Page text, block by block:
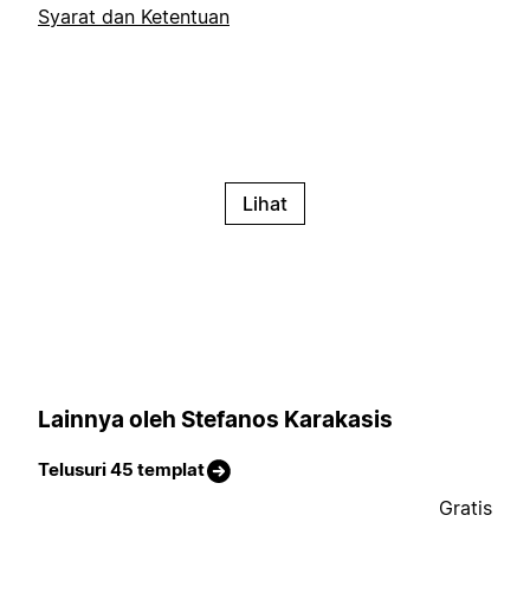
Syarat dan Ketentuan
Lihat
Lainnya oleh Stefanos Karakasis
Telusuri 45 templat
Gratis